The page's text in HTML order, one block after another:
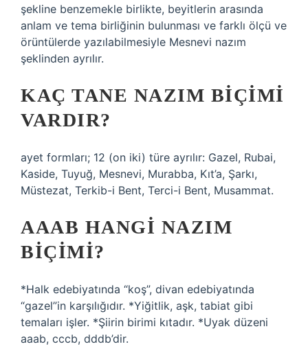
şekline benzemekle birlikte, beyitlerin arasında
anlam ve tema birliğinin bulunması ve farklı ölçü ve
örüntülerde yazılabilmesiyle Mesnevi nazım
şeklinden ayrılır.
KAÇ TANE NAZIM BIÇIMI
VARDIR?
ayet formları; 12 (on iki) türe ayrılır: Gazel, Rubai,
Kaside, Tuyuğ, Mesnevi, Murabba, Kıt’a, Şarkı,
Müstezat, Terkib-i Bent, Terci-i Bent, Musammat.
AAAB HANGI NAZIM
BIÇIMI?
*Halk edebiyatında “koş”, divan edebiyatında
“gazel”in karşılığıdır. *Yiğitlik, aşk, tabiat gibi
temaları işler. *Şiirin birimi kıtadır. *Uyak düzeni
aaab, cccb, dddb’dir.